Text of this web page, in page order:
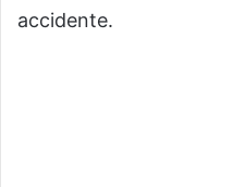
accidente.